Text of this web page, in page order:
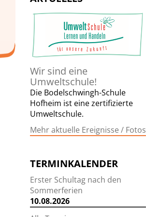
Wir sind eine
Umweltschule!
Die Bodelschwingh-Schule
Hofheim ist eine zertifizierte
Umweltschule.
Mehr aktuelle Ereignisse / Fotos
TERMINKALENDER
Erster Schultag nach den
Sommerferien
10.08.2026